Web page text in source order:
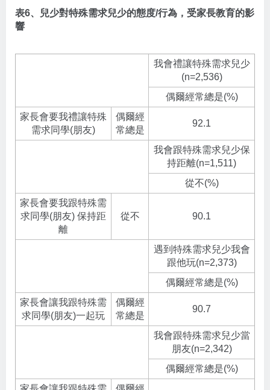
表6、兒少對特殊需求兒少的態度/行為，受家長教育的影
響
我會禮讓特殊需求兒少
(n=2,536)
偶爾經常總是(%)
家長會要我禮讓特殊
需求同學(朋友)
偶爾經
常總是
92.1
我會跟特殊需求兒少保
持距離(n=1,511)
從不(%)
家長會要我跟特殊需
求同學(朋友) 保持距
離
從不 90.1
遇到特殊需求兒少我會
跟他玩(n=2,373)
偶爾經常總是(%)
家長會讓我跟特殊需
求同學(朋友)一起玩
偶爾經
常總是
90.7
我會跟特殊需求兒少當
朋友(n=2,342)
偶爾經常總是(%)